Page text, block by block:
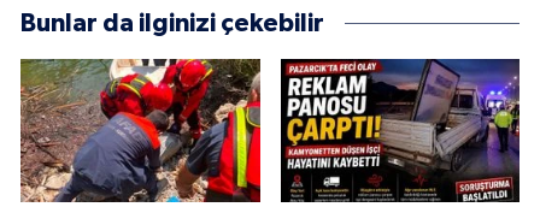
Bunlar da ilginizi çekebilir